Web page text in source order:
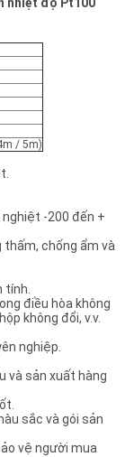
nhiệt độ Pt100
/ 5m)
-200 đến +
thấm, chống ẩm và
tính.
điều hòa không
không đổi, v.v.
nghiệp.
và sản xuất hàng
sắc và gói sản
vệ người mua